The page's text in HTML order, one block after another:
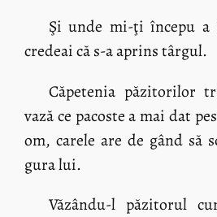
Şi unde mi-ţi începu a
credeai că s-a aprins târgul.
Căpetenia păzitorilor
vază ce pacoste a mai dat
om, carele are de gând să
gura lui.
Văzându-l păzitorul